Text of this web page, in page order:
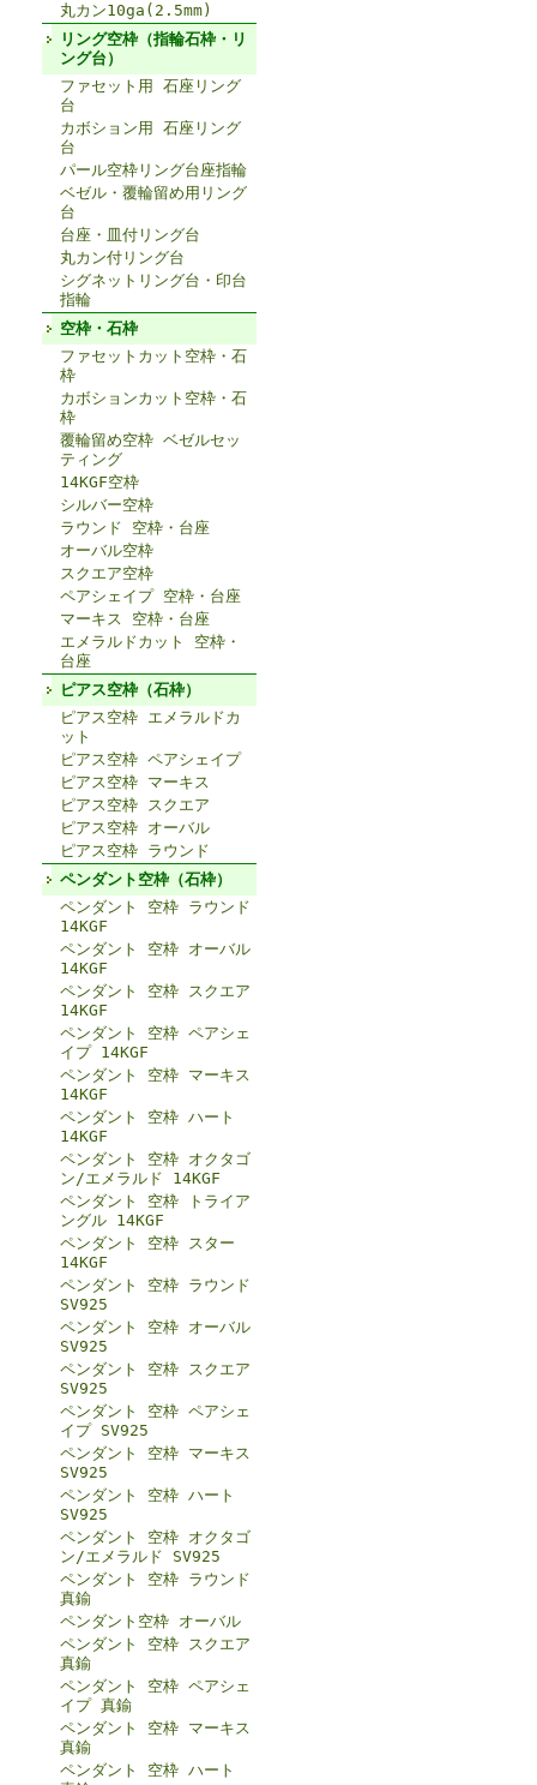
丸カン10ga(2.5mm)
リング空枠（指輪石枠・リ
ング台）
ファセット用 石座リング
台
カボション用 石座リング
台
パール空枠リング台座指輪
ベゼル・覆輪留め用リング
台
台座・皿付リング台
丸カン付リング台
シグネットリング台・印台
指輪
空枠・石枠
ファセットカット空枠・石
枠
カボションカット空枠・石
枠
覆輪留め空枠 ベゼルセッ
ティング
14KGF空枠
シルバー空枠
ラウンド 空枠・台座
オーバル空枠
スクエア空枠
ペアシェイプ 空枠・台座
マーキス 空枠・台座
エメラルドカット 空枠・
台座
ピアス空枠（石枠）
ピアス空枠 エメラルドカ
ット
ピアス空枠 ペアシェイプ
ピアス空枠 マーキス
ピアス空枠 スクエア
ピアス空枠 オーバル
ピアス空枠 ラウンド
ペンダント空枠（石枠）
ペンダント 空枠 ラウンド
14KGF
ペンダント 空枠 オーバル
14KGF
ペンダント 空枠 スクエア
14KGF
ペンダント 空枠 ペアシェ
イプ 14KGF
ペンダント 空枠 マーキス
14KGF
ペンダント 空枠 ハート
14KGF
ペンダント 空枠 オクタゴ
ン/エメラルド 14KGF
ペンダント 空枠 トライア
ングル 14KGF
ペンダント 空枠 スター
14KGF
ペンダント 空枠 ラウンド
SV925
ペンダント 空枠 オーバル
SV925
ペンダント 空枠 スクエア
SV925
ペンダント 空枠 ペアシェ
イプ SV925
ペンダント 空枠 マーキス
SV925
ペンダント 空枠 ハート
SV925
ペンダント 空枠 オクタゴ
ン/エメラルド SV925
ペンダント 空枠 ラウンド
真鍮
ペンダント空枠 オーバル
ペンダント 空枠 スクエア
真鍮
ペンダント 空枠 ペアシェ
イプ 真鍮
ペンダント 空枠 マーキス
真鍮
ペンダント 空枠 ハート